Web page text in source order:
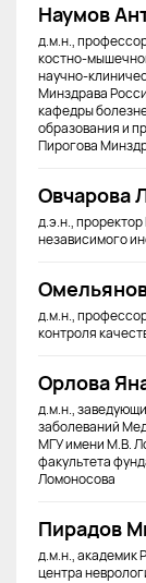
Наумов
д.м.н.,
костно-
научно-
Минздрава
кафедры
образования и
Пирогова
Овчарова
д.э.н.,
независимого
д.м.н.,
контроля
Орлова
д.м.н.,
заболеваний
МГУ имени М.В.
факультета
Ломоносова
Пирадов
д.м.н., академик
центра